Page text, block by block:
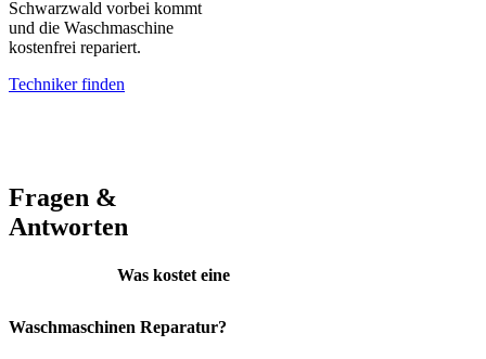
Schwarzwald vorbei kommt
und die Waschmaschine
kostenfrei repariert.
Techniker finden
Fragen &
Antworten
Was kostet eine
Waschmaschinen Reparatur?